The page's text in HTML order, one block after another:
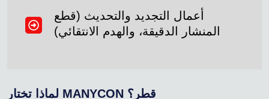
أعمال التجديد والتحديث (قطع
المنشار الدقيقة، والهدم الانتقائي)
لماذا تختار MANYCON قطر؟